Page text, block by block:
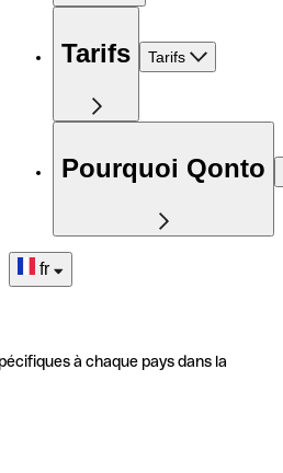
Tarifs Tarifs
Pourquoi Qonto
fr
à chaque pays dans la